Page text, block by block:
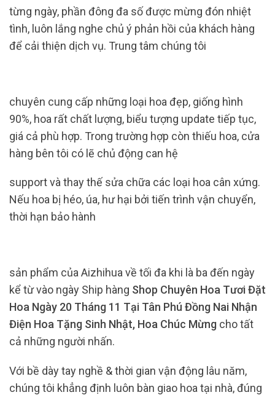
từng ngày, phần đông đa số được mừng đón nhiệt
tình, luôn lắng nghe chủ ý ​​phản hồi của khách hàng
để cải thiện dịch vụ. Trung tâm chúng tôi
chuyên cung cấp những loại hoa đẹp, giống hình
90%, hoa rất chất lượng, biểu tượng update tiếp tục,
giá cả phù hợp. Trong trường hợp còn thiếu hoa, cửa
hàng bên tôi có lẽ chủ động can hệ
support và thay thế sửa chữa các loại hoa cân xứng.
Nếu hoa bị héo, úa, hư hại bởi tiến trình vận chuyển,
thời hạn bảo hành
sản phẩm của Aizhihua về tối đa khi là ba đến ngày
kể từ vào ngày Ship hàng Shop Chuyên Hoa Tươi Đặt
Hoa Ngày 20 Tháng 11 Tại Tân Phú Đồng Nai Nhận
Điện Hoa Tặng Sinh Nhật, Hoa Chúc Mừng cho tất
cả những người nhấn.
Với bề dày tay nghề & thời gian vận động lâu năm,
chúng tôi khẳng định luôn bàn giao hoa tại nhà, đúng